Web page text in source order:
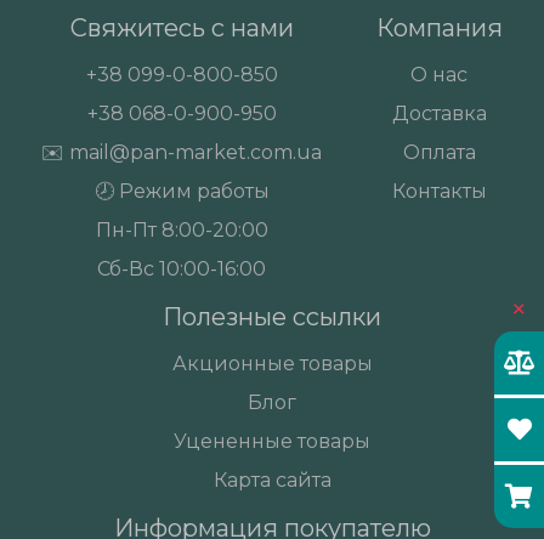
×
Свяжитесь с нами
+38 099-0-800-850
+38 068-0-900-950
✉️ mail@pan-market.com.ua
🕗 Режим работы
Пн-Пт 8:00-20:00
Сб-Вс 10:00-16:00
Компания
О нас
Доставка
Оплата
Контакты
Полезные ссылки
Акционные товары
Блог
Уцененные товары
Карта сайта
Информация покупателю